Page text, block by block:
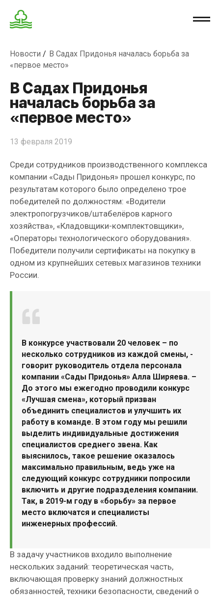
Новости
В Садах Придонья началась борьба за
«первое место»
В Садах Придонья
началась борьба за
«первое место»
13 февраля 2019
Среди сотрудников производственного комплекса
компании «Сады Придонья» прошел конкурс, по
результатам которого было определено трое
победителей по должностям: «Водители
электропогрузчиков/штабелёров карного
хозяйства», «Кладовщики-комплектовщики»,
«Операторы технологического оборудования».
Победители получили сертификаты на покупку в
одном из крупнейших сетевых магазинов техники
России.
В конкурсе участвовали 20 человек – по
несколько сотрудников из каждой смены, -
говорит руководитель отдела персонала
компании «Сады Придонья» Алла Ширяева. –
До этого мы ежегодно проводили конкурс
«Лучшая смена», который призван
объединить специалистов и улучшить их
работу в команде. В этом году мы решили
выделить индивидуальные достижения
специалистов среднего звена. Как
выяснилось, такое решение оказалось
максимально правильным, ведь уже на
следующий конкурс сотрудники попросили
включить и другие подразделения компании.
Так, в 2019-м году в «борьбу» за первое
место включатся и специалисты
инженерных профессий.
В задачу участников входило выполнение
нескольких заданий: теоретическая часть,
включающая проверку знаний должностных
обязанностей, техники безопасности, сведений о